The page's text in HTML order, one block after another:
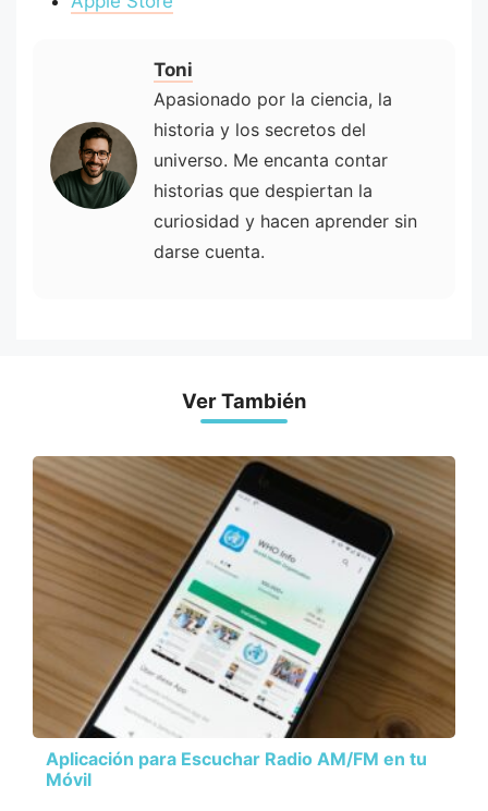
Toni
Apasionado por la ciencia, la
historia y los secretos del
universo. Me encanta contar
historias que despiertan la
curiosidad y hacen aprender sin
darse cuenta.
Ver También
Aplicación para Escuchar Radio AM/FM en tu
Móvil